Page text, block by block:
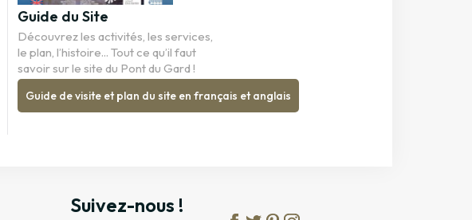
Guide du Site
Découvrez les activités, les services,
le plan, l’histoire... Tout ce qu’il faut
savoir sur le site du Pont du Gard !
Guide de visite et plan du site en français et anglais
Suivez-nous !